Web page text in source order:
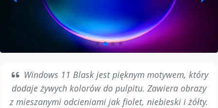
Windows 11 Blask jest pięknym motywem, który
dodaje żywych kolorów do pulpitu. Zawiera obrazy
z mieszanymi odcieniami jak fiolet, niebieski i żółty.